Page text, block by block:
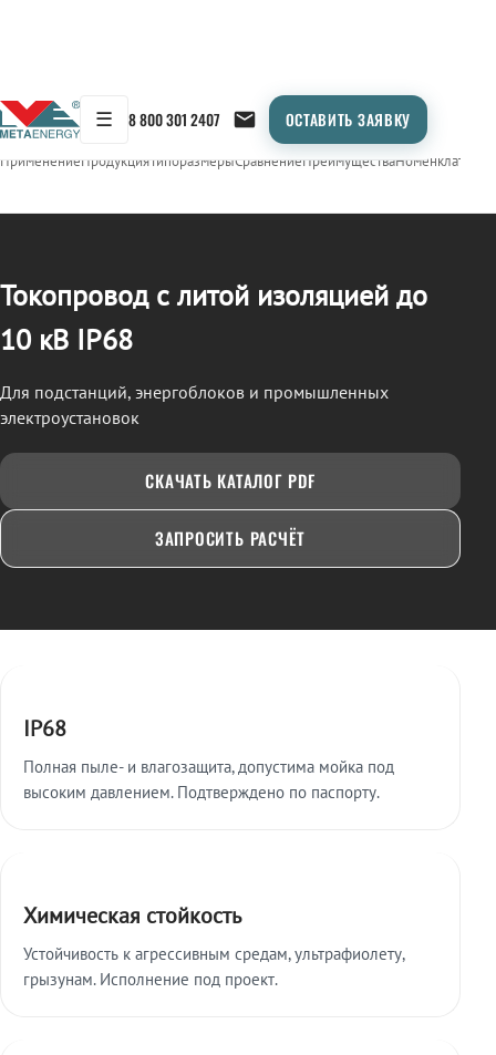
☰ 8 800 301 2407 ОСТАВИТЬ ЗАЯВКУ
← Продукция/ТОКОПРОВОД
ПрименениеПродукцияТипоразмерыСравнениеПреимуществаНоменклатура
Токопровод с литой изоляцией до
10 кВ IP68
Для подстанций, энергоблоков и промышленных
электроустановок
СКАЧАТЬ КАТАЛОГ PDF
ЗАПРОСИТЬ РАСЧЁТ
IP68
Полная пыле- и влагозащита, допустима мойка под
высоким давлением. Подтверждено по паспорту.
Химическая стойкость
Устойчивость к агрессивным средам, ультрафиолету,
грызунам. Исполнение под проект.